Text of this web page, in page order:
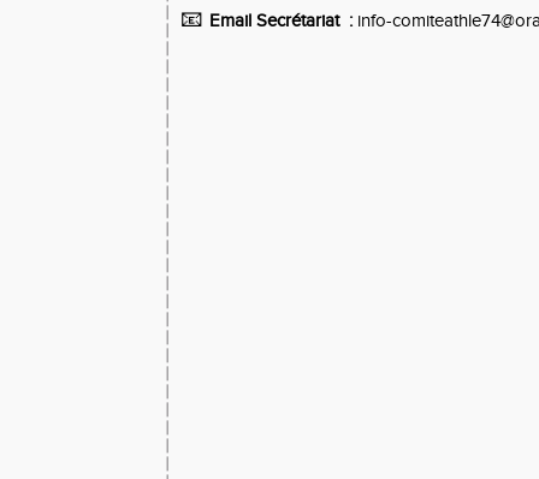
📧 Email Secrétariat : info-